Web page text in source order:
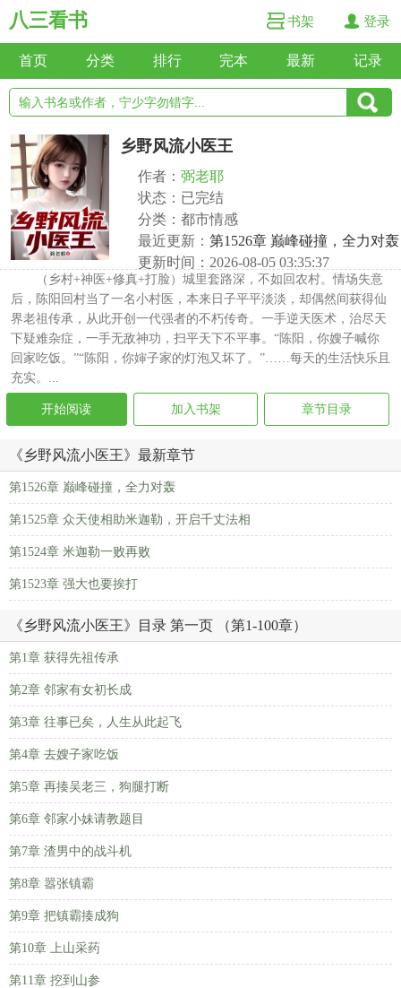
八三看书 书架 登录
首页 分类 排行 完本 最新 记录
乡野风流小医王
作者： 弼老耶
状态：已完结
分类：都市情感
最近更新： 第1526章 巅峰碰撞，全力对轰
更新时间：2026-08-05 03:35:37
（乡村+神医+修真+打脸）城里套路深，不如回农村。情场失意
后，陈阳回村当了一名小村医，本来日子平平淡淡，却偶然间获得仙
界老祖传承，从此开创一代强者的不朽传奇。一手逆天医术，治尽天
下疑难杂症，一手无敌神功，扫平天下不平事。“陈阳，你嫂子喊你
回家吃饭。”“陈阳，你婶子家的灯泡又坏了。”……每天的生活快乐且
充实。...
开始阅读 加入书架 章节目录
《乡野风流小医王》最新章节
第1526章 巅峰碰撞，全力对轰
第1525章 众天使相助米迦勒，开启千丈法相
第1524章 米迦勒一败再败
第1523章 强大也要挨打
《乡野风流小医王》目录 第一页 （第1-100章）
第1章 获得先祖传承
第2章 邻家有女初长成
第3章 往事已矣，人生从此起飞
第4章 去嫂子家吃饭
第5章 再揍吴老三，狗腿打断
第6章 邻家小妹请教题目
第7章 渣男中的战斗机
第8章 嚣张镇霸
第9章 把镇霸揍成狗
第10章 上山采药
第11章 挖到山参